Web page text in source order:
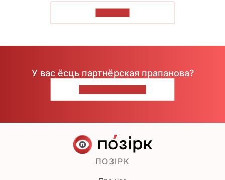
У вас ёсць партнёрская прапанова?
ПОЗІРК